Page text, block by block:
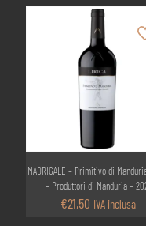
MADRIGALE – Primitivo di
– Produttori di Manduria –
€21,50 IVA inclusa